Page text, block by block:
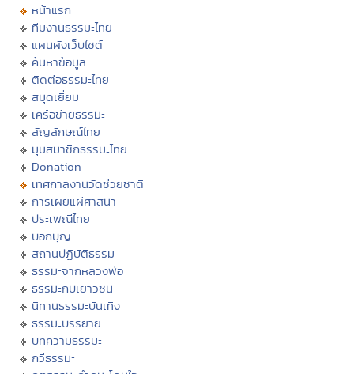
หน้าแรก
ทีมงานธรรมะไทย
แผนผังเว็บไซต์
ค้นหาข้อมูล
ติดต่อธรรมะไทย
สมุดเยี่ยม
เครือข่ายธรรมะ
สัญลักษณ์ไทย
มุมสมาชิกธรรมะไทย
Donation
เทศกาลงานวัดช่วยชาติ
การเผยแผ่ศาสนา
ประเพณีไทย
บอกบุญ
สถานปฏิบัติธรรม
ธรรมะจากหลวงพ่อ
ธรรมะกับเยาวชน
นิทานธรรมะบันเทิง
ธรรมะบรรยาย
บทความธรรมะ
กวีธรรมะ